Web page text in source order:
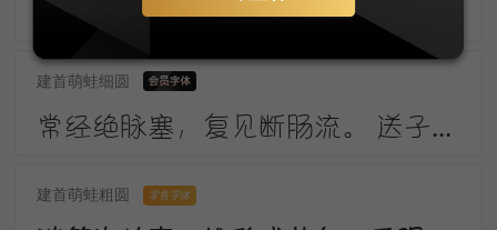
建首萌蛙细圆
建首萌蛙粗圆 零售字体